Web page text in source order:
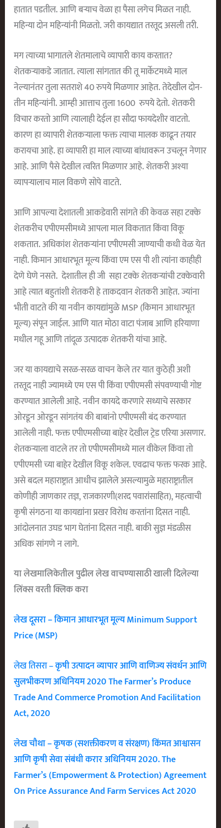
हातात पडतील. आणि बऱ्याच वेळा हा पैसा लगेच मिळत नाही.
महिन्या दोन महिन्यांनी मिळतो. जरी कायद्यात तरतूद असली तरी.
मग त्याच्या भागातले शेतमालाचे व्यापारी काय करतात?
शेतकऱ्याकडे जातात. त्याला सांगतात की तू मार्केटमध्ये माल
नेल्यानंतर तुला सतराशे 40 रुपये मिळणार आहेत. तेदेखील दोन-
तीन महिन्यांनी. आम्ही आत्ताच तुला 1600 रुपये देतो. शेतकरी
विचार करतो आणि त्यालाही देईल हा सौदा फायदेशीर वाटतो.
कारण हा व्यापारी शेतकऱ्याला फक्त त्याचा मालक काढून तयार
करायचा आहे. हा व्यापारी हा माल त्याच्या बांधावरून उचलून नेणार
आहे. आणि पैसे देखील त्वरित मिळणार आहे. शेतकरी अश्या
व्यापऱ्यालाच माल विकणे सोपे वाटते.
आणि आपल्या देशातली आकडेवारी सांगते की केवळ सहा टक्के
शेतकरीच एपीएमसीमध्ये आपला माल विकतात किंवा विकू
शकतात. अधिकांश शेतकऱ्यांना एपीएमसी जाण्याची कधी वेळ येत
नाही. किमान आधारभूत मूल्य किंवा एम एस पी शी त्यांना काहीही
देणे घेणे नसते. देशातील ही जी सहा टक्के शेतकऱ्यांची टक्केवारी
आहे त्यात बहुतांशी शेतकरी हे ताकदवान शेतकरी आहेत. ज्यांना
भीती वाटते की या नवीन कायद्यांमुळे MSP (किमान आधारभूत
मूल्य) संपून जाईल. आणि यात मोठा वाटा पंजाब आणि हरियाणा
मधील गहू आणि तांदूळ उत्पादक शेतकरी यांचा आहे.
जर या कायद्याचे सरळ-सरळ वाचन केले तर यात कुठेही अशी
तरतूद नाही ज्यामध्ये एम एस पी किंवा एपीएमसी संपवण्याची गोष्ट
करण्यात आलेली आहे. नवीन कायदे करणारे सध्याचे सरकार
ओरडून ओरडून सांगतंय की बाबांनो एपीएमसी बंद करण्यात
आलेली नाही. फक्त एपीएमसीच्या बाहेर देखील ट्रेड एरिया असणार.
शेतकऱ्याला वाटले तर तो एपीएमसीमध्ये माल वीकेल किंवा तो
एपीएमसी च्या बाहेर देखील विकू शकेल. एवढाच फक्त फरक आहे.
असे बदल महाराष्ट्रात आधीच झालेले असल्यामुळे महाराष्ट्रातील
कोणीही जाणकार तज्ञ, राजकारणी(शरद पवारांसाहित), महत्वाची
कृषी संगठना या कायद्यांना प्रखर विरोध करतांना दिसत नाही.
आंदोलनात उघड भाग घेतांना दिसत नाही. बाकी सुज्ञ मंडळीस
अधिक सांगणे न लागे.
या लेखमालिकेतील पुढील लेख वाचण्यासाठी खाली दिलेल्या
लिंक्स वरती क्लिक करा
लेख दूसरा – किमान आधारभूत मूल्य Minimum Support
Price (MSP)
लेख तिसरा –कृषी उत्पादन व्यापार आणि वाणिज्य संवर्धन आणि
सुलभीकरण अधिनियम 2020 The Farmer’s Produce
Trade And Commerce Promotion And Facilitation
Act, 2020
लेख चौथा – कृषक (सशक्तीकरण व संरक्षण) किंमत आश्वासन
आणि कृषी सेवा संबंधी करार अधिनियम 2020. The
Farmer’s (Empowerment & Protection) Agreement
On Price Assurance And Farm Services Act 2020